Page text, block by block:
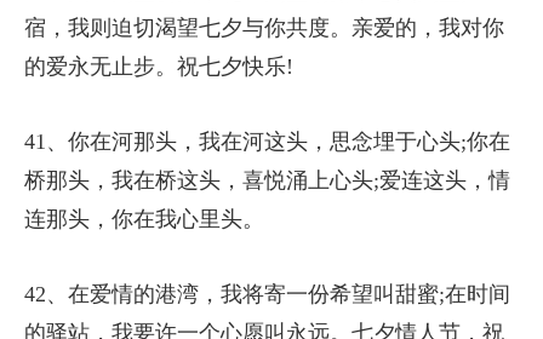
宿，我则迫切渴望七夕与你共度。亲爱的，我对你
的爱永无止步。祝七夕快乐!
41、你在河那头，我在河这头，思念埋于心头;你在
桥那头，我在桥这头，喜悦涌上心头;爱连这头，情
连那头，你在我心里头。
42、在爱情的港湾，我将寄一份希望叫甜蜜;在时间
的驿站，我要许一个心愿叫永远。七夕情人节，祝